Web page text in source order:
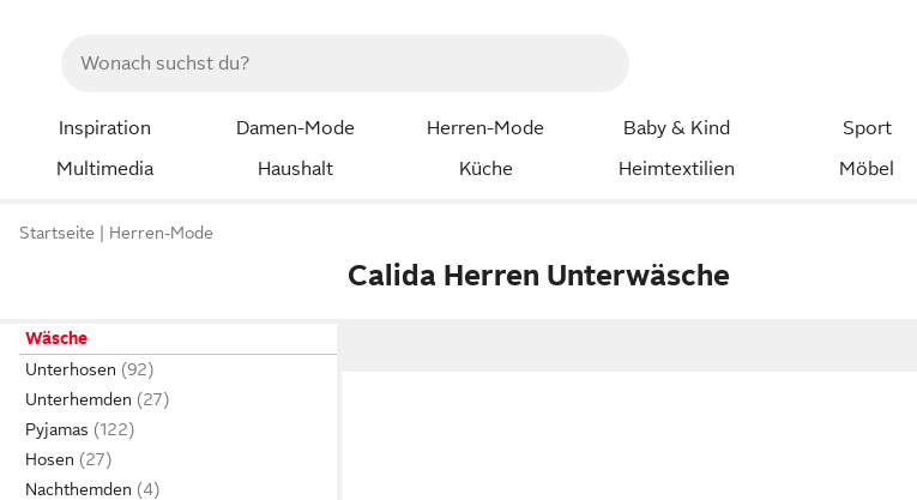
Inspiration Damen-Mode Herren-Mode Baby & Kind Sport
Multimedia
Haushalt Küche Heimtextilien Möbel
Startseite Herren-Mode
Calida Herren Unterwäsche
Wäsche
Unterhosen
Unterhemden
Pyjamas
Hosen
Nachthemden